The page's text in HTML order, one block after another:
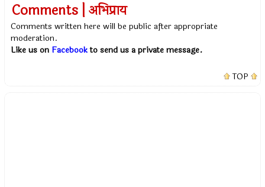
Comments | अभिप्राय
Comments written here will be public after appropriate
moderation.
Like us on Facebookto send us a private message.
TOP